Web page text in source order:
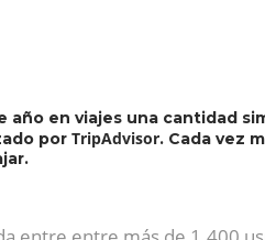
año en viajes una cantidad
por TripAdvisor. Cada vez